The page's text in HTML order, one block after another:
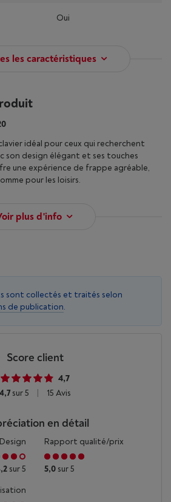
Oui
les caractéristiques
idéal pour ceux qui recherchent
design élégant et ses touches
une expérience de frappe agréable,
pour les loisirs.
plus d'info
sont collectés et traités selon
de publication.
Score client
4,7
4,7sur 5 15 Avis
en détail
sur 5
Rapport qualité/prix
5,0 sur 5